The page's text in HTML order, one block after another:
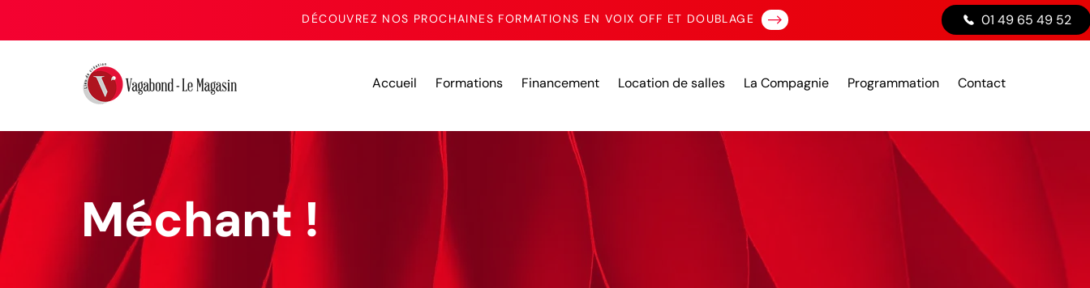
DÉCOUVREZ NOS PROCHAINES FORMATIONS EN VOIX OFF ET DOUBLAGE 01 49 65 49 52
Accueil Formations Financement Location de salles La Compagnie Programmation Contact
Méchant !